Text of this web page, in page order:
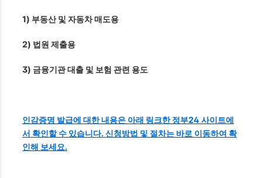
1) 부동산 및 자동차 매도용
2) 법원 제출용
3) 금융기관 대출 및 보험 관련 용도
인감증명 발급에 대한 내용은 아래 링크한 정부24 사이트에
서 확인할 수 있습니다. 신청방법 및 절차는 바로 이동하여 확
인해 보세요.